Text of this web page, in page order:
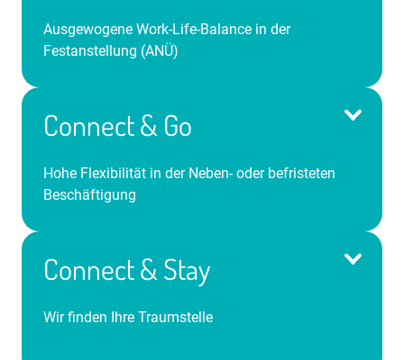
Ausgewogene Work-Life-Balance in der
Festanstellung (ANÜ)
Abwechslungsreiche Einsätze unter
Hervorragender Verdienst & Vorteile des iGZ-Tarifs
Unbefristeter Arbeitsvertrag
Connect & Go
Hohe Flexibilität in der Neben- oder befristeten
Beschäftigung
Connect & Stay
Wir finden Ihre Traumstelle